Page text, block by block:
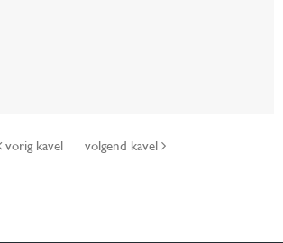
vorig kavel volgend kavel